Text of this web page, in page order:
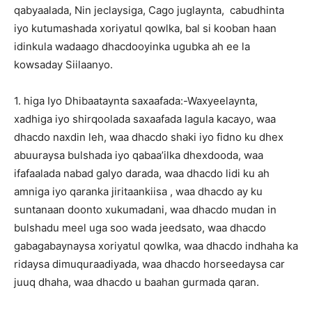
qabyaalada, Nin jeclaysiga, Cago juglaynta, cabudhinta
iyo kutumashada xoriyatul qowlka, bal si kooban haan
idinkula wadaago dhacdooyinka ugubka ah ee la
kowsaday Siilaanyo.
1. higa Iyo Dhibaataynta saxaafada:-Waxyeelaynta,
xadhiga iyo shirqoolada saxaafada lagula kacayo, waa
dhacdo naxdin leh, waa dhacdo shaki iyo fidno ku dhex
abuuraysa bulshada iyo qabaa’ilka dhexdooda, waa
ifafaalada nabad galyo darada, waa dhacdo lidi ku ah
amniga iyo qaranka jiritaankiisa , waa dhacdo ay ku
suntanaan doonto xukumadani, waa dhacdo mudan in
bulshadu meel uga soo wada jeedsato, waa dhacdo
gabagabaynaysa xoriyatul qowlka, waa dhacdo indhaha ka
ridaysa dimuquraadiyada, waa dhacdo horseedaysa car
juuq dhaha, waa dhacdo u baahan gurmada qaran.